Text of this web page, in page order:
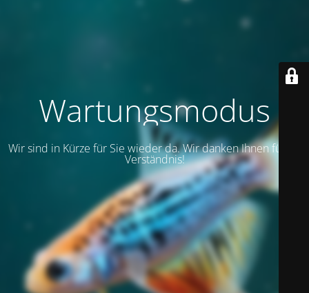
Wartungsmodus
Wir sind in Kürze für Sie wieder da. Wir danken Ihnen für Ihr
Verständnis!